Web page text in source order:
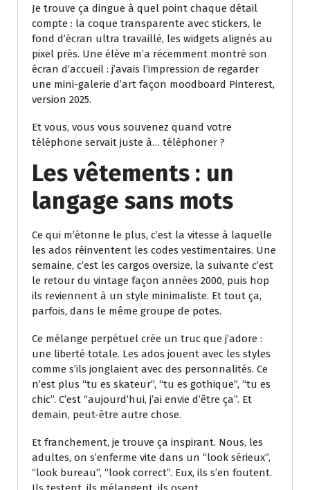
Je trouve ça dingue à quel point chaque détail
compte : la coque transparente avec stickers, le
fond d’écran ultra travaillé, les widgets alignés au
pixel près. Une élève m’a récemment montré son
écran d’accueil : j’avais l’impression de regarder
une mini-galerie d’art façon moodboard Pinterest,
version 2025.
Et vous, vous vous souvenez quand votre
téléphone servait juste à… téléphoner ?
Les vêtements : un
langage sans mots
Ce qui m’étonne le plus, c’est la vitesse à laquelle
les ados réinventent les codes vestimentaires. Une
semaine, c’est les cargos oversize, la suivante c’est
le retour du vintage façon années 2000, puis hop
ils reviennent à un style minimaliste. Et tout ça,
parfois, dans le même groupe de potes.
Ce mélange perpétuel crée un truc que j’adore :
une liberté totale. Les ados jouent avec les styles
comme s’ils jonglaient avec des personnalités. Ce
n’est plus “tu es skateur”, “tu es gothique”, “tu es
chic”. C’est “aujourd’hui, j’ai envie d’être ça”. Et
demain, peut-être autre chose.
Et franchement, je trouve ça inspirant. Nous, les
adultes, on s’enferme vite dans un “look sérieux”,
“look bureau”, “look correct”. Eux, ils s’en foutent.